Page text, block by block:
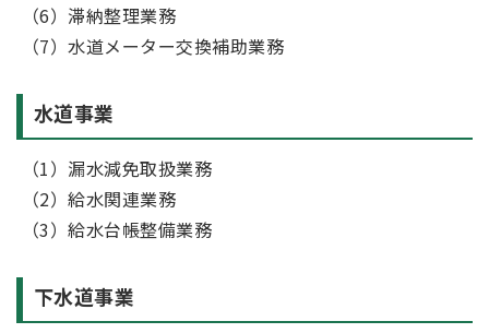
（6）滞納整理業務
（7）水道メーター交換補助業務
水道事業
（1）漏水減免取扱業務
（2）給水関連業務
（3）給水台帳整備業務
下水道事業